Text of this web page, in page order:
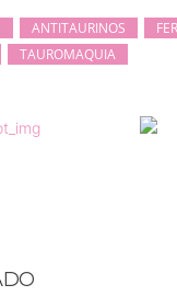
ANTITAURINOS
TAUROMAQUIA